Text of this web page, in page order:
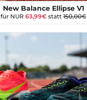
New Balance Ellipse V1
für NUR 63,99€statt150,00€